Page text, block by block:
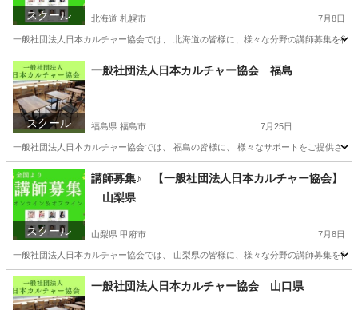
スクール 北海道 札幌市 7月8日
一般社団法人日本カルチャー協会では、 北海道の皆様に、様々な分野の講師募集を
北海道 札幌市 その他 オンライン
スクール
一般社団法人日本カルチャー協会 福島
福島県 福島市 7月25日
一般社団法人日本カルチャー協会では、 福島の皆様に、 様々なサポートをご提供さ
福島 福島市 その他
スクール
講師募集♪ 【一般社団法人日本カルチャー協会】
山梨県
山梨県 甲府市 7月8日
一般社団法人日本カルチャー協会では、 山梨県の皆様に、様々な分野の講師募集を
山梨 甲府市 ものづくり
一般社団法人日本カルチャー協会 山口県